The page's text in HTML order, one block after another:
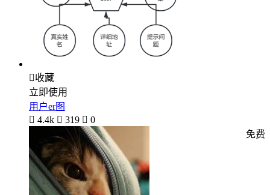
收藏
立即使用
用户er图
 4.4k  319  0
免费